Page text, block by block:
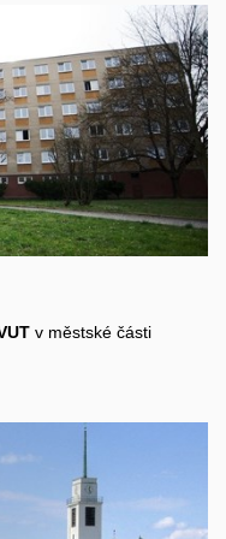
v městské části